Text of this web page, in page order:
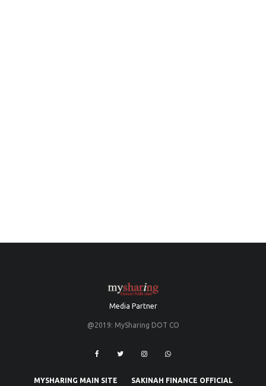
Media Partner
@2019: MySharing DOT CO
MYSHARING MAIN SITE SAKINAH FINANCE OFFICIAL